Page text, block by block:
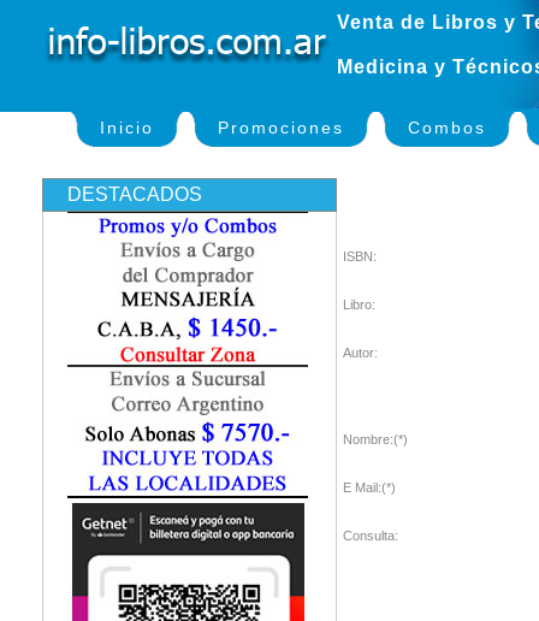
Venta de Libros y
Medicina y
Inicio Promociones Combos
DESTACADOS
ISBN:
Libro:
Autor:
Nombre:(*)
E Mail:(*)
Consulta: